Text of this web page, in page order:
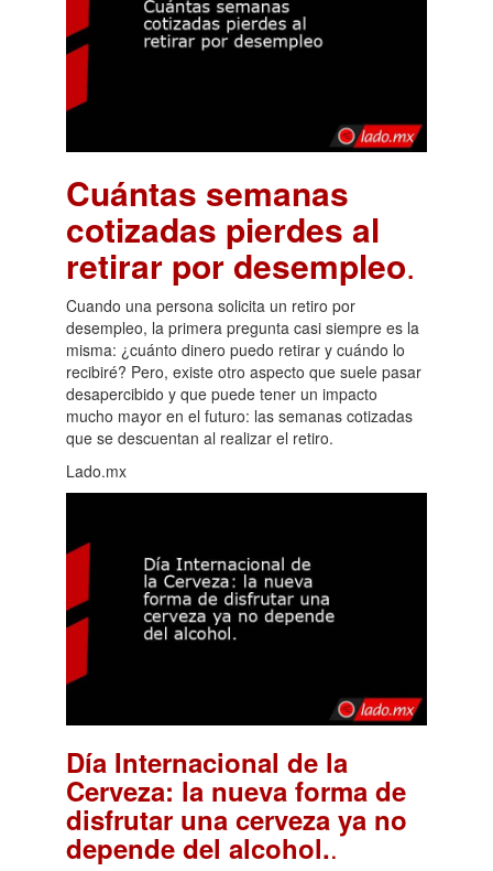
Cuántas semanas
cotizadas pierdes al
retirar por desempleo.
Cuando una persona solicita un retiro por
desempleo, la primera pregunta casi siempre es la
misma: ¿cuánto dinero puedo retirar y cuándo lo
recibiré? Pero, existe otro aspecto que suele pasar
desapercibido y que puede tener un impacto
mucho mayor en el futuro: las semanas cotizadas
que se descuentan al realizar el retiro.
Lado.mx
Día Internacional de la
Cerveza: la nueva forma de
disfrutar una cerveza ya no
depende del alcohol..